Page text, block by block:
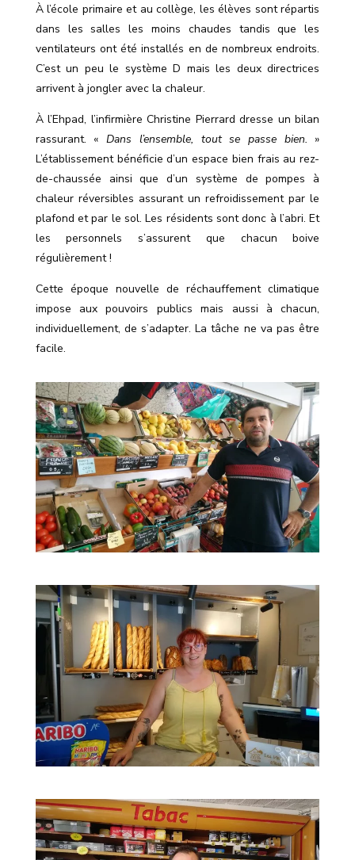
À l’école primaire et au collège, les élèves sont répartis
dans les salles les moins chaudes tandis que les
ventilateurs ont été installés en de nombreux endroits.
C’est un peu le système D mais les deux directrices
arrivent à jongler avec la chaleur.
À l’Ehpad, l’infirmière Christine Pierrard dresse un bilan
rassurant. «Dans l’ensemble, tout se passe bien. »
L’établissement bénéficie d’un espace bien frais au rez-
de-chaussée ainsi que d’un système de pompes à
chaleur réversibles assurant un refroidissement par le
plafond et par le sol. Les résidents sont donc à l’abri. Et
les personnels s’assurent que chacun boive
régulièrement !
Cette époque nouvelle de réchauffement climatique
impose aux pouvoirs publics mais aussi à chacun,
individuellement, de s’adapter. La tâche ne va pas être
facile.